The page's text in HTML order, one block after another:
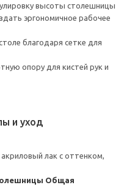
высоты столешницы
эргономичное рабочее
благодаря сетке для
опору для кистей рук и
и уход
лак с оттенком,
Общая